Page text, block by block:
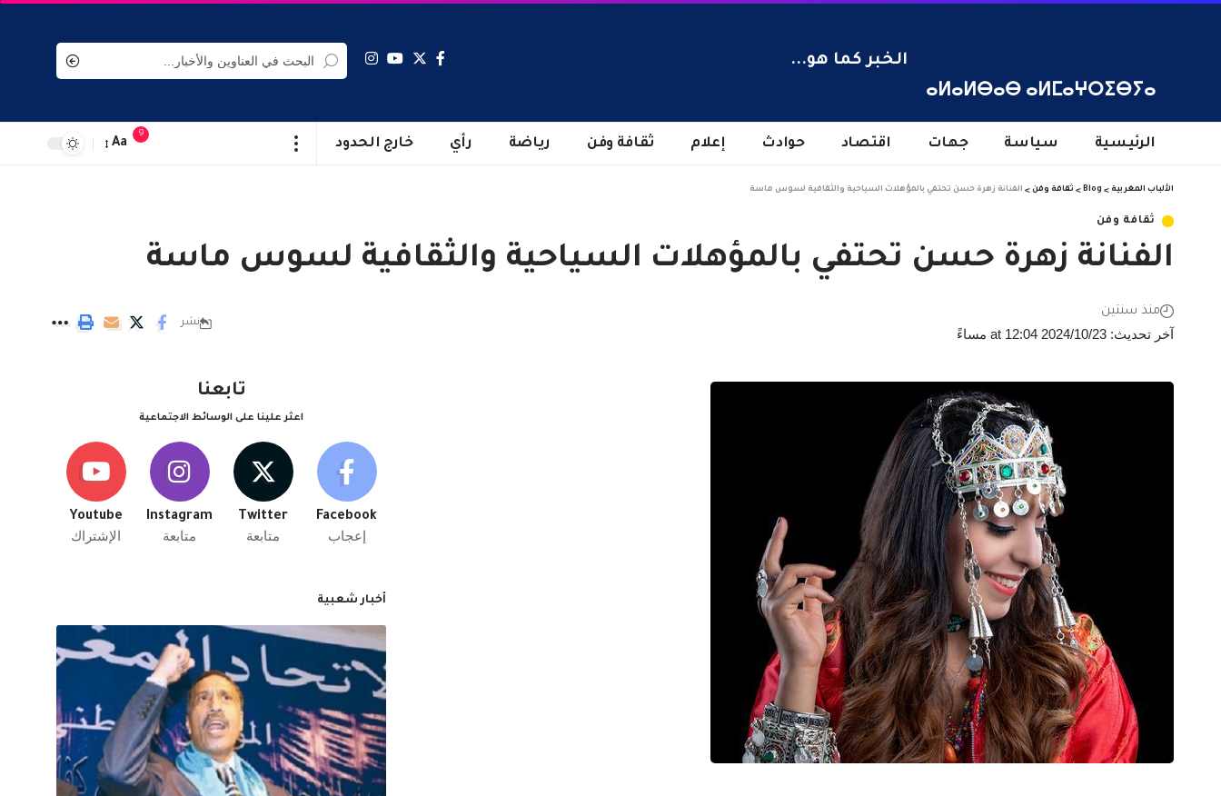
ⴰⵍⴰⵍⴱⴰⴱ ⴰⵍⵎⴰⵖⵔⵉⴱⵢⴰ
الخبر كما هو...
الرئيسية سياسة جهات اقتصاد حوادث إعلام ثقافة وفن رياضة رأي خارج الحدود
9
Aa
الألباب المغربية >
Blog
> ثقافة وفن > الفنانة زهرة حسن تحتفي بالمؤهلات السياحية والثقافية لسوس ماسة
ثقافة وفن
الفنانة زهرة حسن تحتفي بالمؤهلات السياحية والثقافية لسوس ماسة
آخر تحديث: 2024/10/23 at 12:04 مساءً
منذ سنتين
نشر
تابعنا
اعثر علينا على الوسائط الاجتماعية
Facebook
إعجاب
Twitter
متابعة
Instagram
متابعة
Youtube
الإشتراك
أخبار شعبية